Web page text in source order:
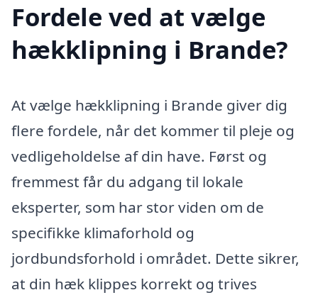
Fordele ved at vælge
hækklipning i Brande?
At vælge hækklipning i Brande giver dig
flere fordele, når det kommer til pleje og
vedligeholdelse af din have. Først og
fremmest får du adgang til lokale
eksperter, som har stor viden om de
specifikke klimaforhold og
jordbundsforhold i området. Dette sikrer,
at din hæk klippes korrekt og trives